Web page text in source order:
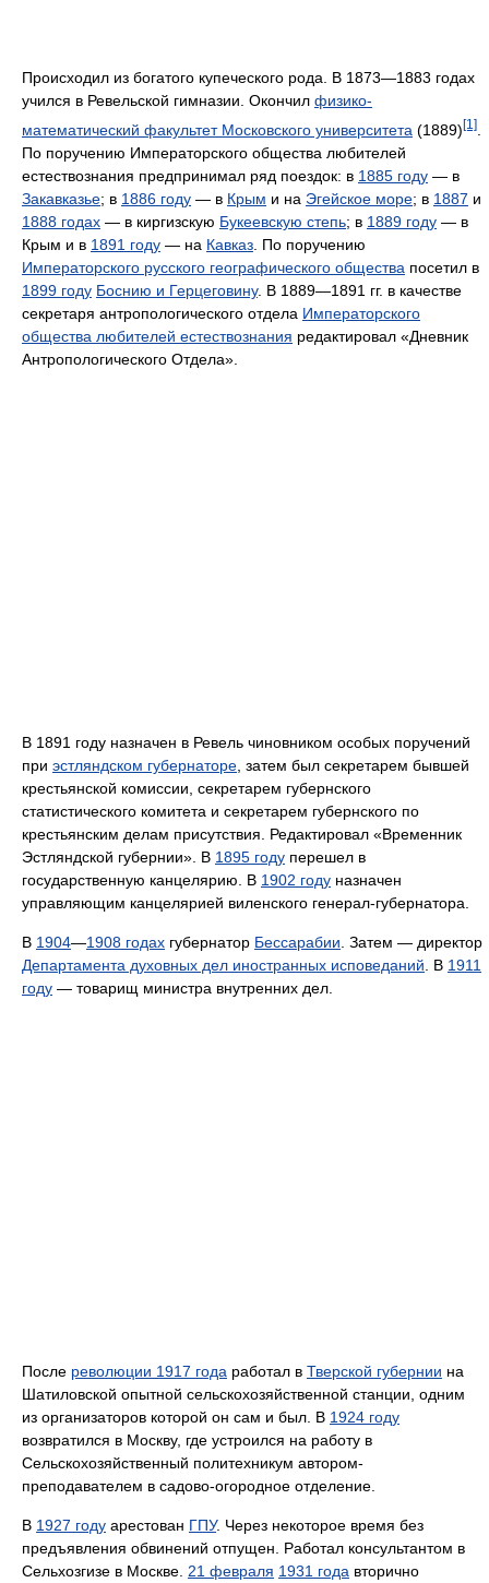
Происходил из богатого купеческого рода. В 1873—1883 годах
учился в Ревельской гимназии. Окончил физико-
математический факультет Московского университета (1889)[1]
По поручению Императорского общества любителей
естествознания предпринимал ряд поездок: в 1885 году — в
Закавказье; в 1886 году — в Крым и на Эгейское море; в 1887 и
1888 годах — в киргизскую Букеевскую степь; в 1889 году — в
Крым и в 1891 году — на Кавказ . По поручению
Императорского русского географического общества посетил в
1899 году Боснию и Герцеговину. В 1889—1891 гг. в качестве
секретаря антропологического отдела Императорского
общества любителей естествознания редактировал «Дневник
Антропологического Отдела».
В 1891 году назначен в Ревель чиновником особых поручений
при эстляндском губернаторе , затем был секретарем бывшей
крестьянской комиссии, секретарем губернского
статистического комитета и секретарем губернского по
крестьянским делам присутствия. Редактировал «Временник
Эстляндской губернии». В 1895 году перешел в
государственную канцелярию. В 1902 году назначен
управляющим канцелярией виленского генерал-губернатора.
В 1904—1908 годах губернатор Бессарабии . Затем — директор
Департамента духовных дел иностранных исповеданий . В 1911
году — товарищ министра внутренних дел.
После революции 1917 года работал в Тверской губернии на
Шатиловской опытной сельскохозяйственной станции, одним
из организаторов которой он сам и был. В 1924 году
возвратился в Москву, где устроился на работу в
Сельскохозяйственный политехникум автором-
преподавателем в садово-огородное отделение.
В 1927 году арестован ГПУ. Через некоторое время без
предъявления обвинений отпущен. Работал консультантом в
Сельхозгизе в Москве. 21 февраля 1931 года вторично